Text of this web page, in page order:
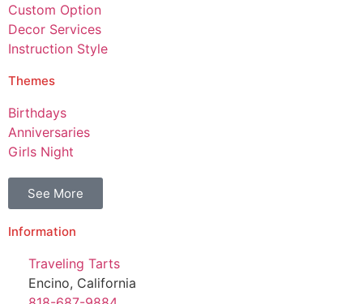
Custom Option
Decor Services
Instruction Style
Themes
Birthdays
Anniversaries
Girls Night
See More
Information
Traveling Tarts
Encino, California